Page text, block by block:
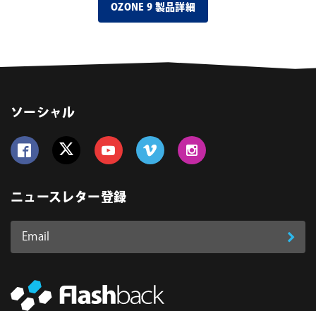
OZONE 9 製品詳細
ソーシャル
ニュースレター登録
Email
ス
登